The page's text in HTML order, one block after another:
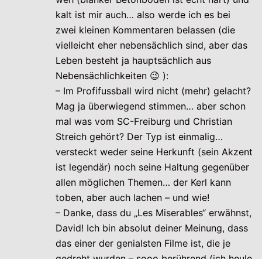
kalt ist mir auch… also werde ich es bei
zwei kleinen Kommentaren belassen (die
vielleicht eher nebensächlich sind, aber das
Leben besteht ja hauptsächlich aus
Nebensächlichkeiten 😉 ):
– Im Profifussball wird nicht (mehr) gelacht?
Mag ja überwiegend stimmen… aber schon
mal was vom SC-Freiburg und Christian
Streich gehört? Der Typ ist einmalig…
versteckt weder seine Herkunft (sein Akzent
ist legendär) noch seine Haltung gegenüber
allen möglichen Themen… der Kerl kann
toben, aber auch lachen – und wie!
– Danke, dass du „Les Miserables“ erwähnst,
David! Ich bin absolut deiner Meinung, dass
das einer der genialsten Filme ist, die je